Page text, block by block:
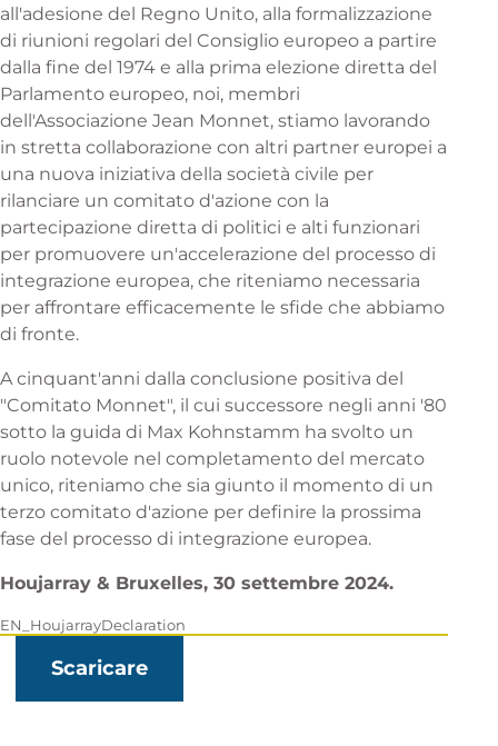
all'adesione del Regno Unito, alla formalizzazione
di riunioni regolari del Consiglio europeo a partire
dalla fine del 1974 e alla prima elezione diretta del
Parlamento europeo, noi, membri
dell'Associazione Jean Monnet, stiamo lavorando
in stretta collaborazione con altri partner europei a
una nuova iniziativa della società civile per
rilanciare un comitato d'azione con la
partecipazione diretta di politici e alti funzionari
per promuovere un'accelerazione del processo di
integrazione europea, che riteniamo necessaria
per affrontare efficacemente le sfide che abbiamo
di fronte.
A cinquant'anni dalla conclusione positiva del
"Comitato Monnet", il cui successore negli anni '80
sotto la guida di Max Kohnstamm ha svolto un
ruolo notevole nel completamento del mercato
unico, riteniamo che sia giunto il momento di un
terzo comitato d'azione per definire la prossima
fase del processo di integrazione europea.
Houjarray & Bruxelles, 30 settembre 2024.
EN_HoujarrayDeclaration
Scaricare